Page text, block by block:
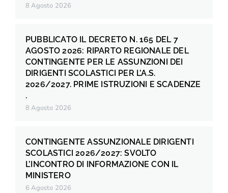
8 Agosto 2026
PUBBLICATO IL DECRETO N. 165 DEL 7
AGOSTO 2026: RIPARTO REGIONALE DEL
CONTINGENTE PER LE ASSUNZIONI DEI
DIRIGENTI SCOLASTICI PER L’A.S.
2026/2027. PRIME ISTRUZIONI E SCADENZE
.
8 Agosto 2026
CONTINGENTE ASSUNZIONALE DIRIGENTI
SCOLASTICI 2026/2027: SVOLTO
L’INCONTRO DI INFORMAZIONE CON IL
MINISTERO
6 Agosto 2026